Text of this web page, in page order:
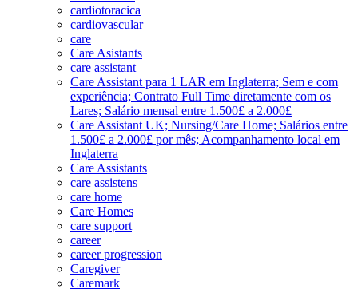
cardiotoracica
cardiovascular
care
Care Asistants
care assistant
Care Assistant para 1 LAR em Inglaterra; Sem e com
experiência; Contrato Full Time diretamente com os
Lares; Salário mensal entre 1.500£ a 2.000£
Care Assistant UK; Nursing/Care Home; Salários entre
1.500£ a 2.000£ por mês; Acompanhamento local em
Inglaterra
Care Assistants
care assistens
care home
Care Homes
care support
career
career progression
Caregiver
Caremark